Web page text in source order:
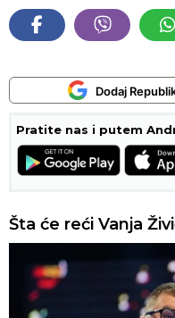
Dodaj
Pratite nas i putem
Šta će reći Vanja